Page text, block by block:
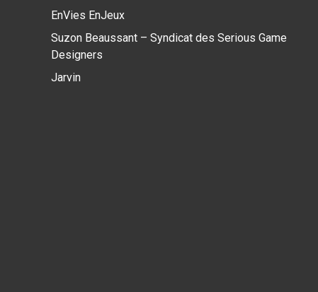
EnVies EnJeux
Suzon Beaussant – Syndicat des Serious Game
Designers
Jarvin